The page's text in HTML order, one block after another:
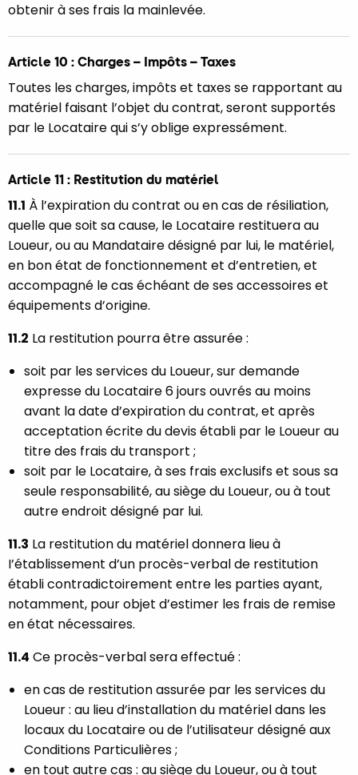
obtenir à ses frais la mainlevée.
Article 10 : Charges – Impôts – Taxes
Toutes les charges, impôts et taxes se rapportant au
matériel faisant l’objet du contrat, seront supportés
par le Locataire qui s’y oblige expressément.
Article 11 : Restitution du matériel
11.1 À l’expiration du contrat ou en cas de résiliation,
quelle que soit sa cause, le Locataire restituera au
Loueur, ou au Mandataire désigné par lui, le matériel,
en bon état de fonctionnement et d’entretien, et
accompagné le cas échéant de ses accessoires et
équipements d’origine.
11.2 La restitution pourra être assurée :
soit par les services du Loueur, sur demande
expresse du Locataire 6 jours ouvrés au moins
avant la date d’expiration du contrat, et après
acceptation écrite du devis établi par le Loueur au
titre des frais du transport ;
soit par le Locataire, à ses frais exclusifs et sous sa
seule responsabilité, au siège du Loueur, ou à tout
autre endroit désigné par lui.
11.3 La restitution du matériel donnera lieu à
I’établissement d’un procès-verbal de restitution
établi contradictoirement entre les parties ayant,
notamment, pour objet d’estimer les frais de remise
en état nécessaires.
11.4 Ce procès-verbal sera effectué :
en cas de restitution assurée par les services du
Loueur : au lieu d’installation du matériel dans les
locaux du Locataire ou de l’utilisateur désigné aux
Conditions Particulières ;
en tout autre cas : au siège du Loueur, ou à tout